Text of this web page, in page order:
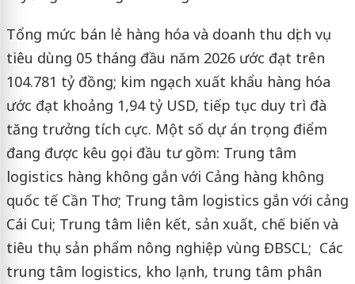
Tổng mức bán lẻ hàng hóa và doanh thu dịch vụ
tiêu dùng 05 tháng đầu năm 2026 ước đạt trên
104.781 tỷ đồng; kim ngạch xuất khẩu hàng hóa
ước đạt khoảng 1,94 tỷ USD, tiếp tục duy trì đà
tăng trưởng tích cực. Một số dự án trọng điểm
đang được kêu gọi đầu tư gồm: Trung tâm
logistics hàng không gắn với Cảng hàng không
quốc tế Cần Thơ; Trung tâm logistics gắn với cảng
Cái Cui; Trung tâm liên kết, sản xuất, chế biến và
tiêu thụ sản phẩm nông nghiệp vùng ĐBSCL; Các
trung tâm logistics, kho lạnh, trung tâm phân